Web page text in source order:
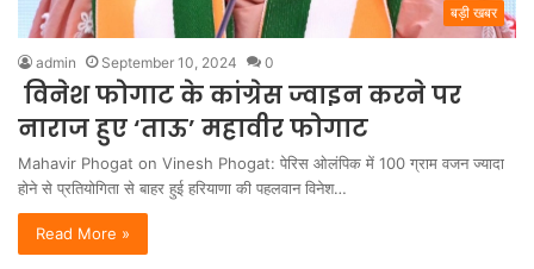
बड़ी खबर
admin September 10, 2024 0
विनेश फोगाट के कांग्रेस ज्वाइन करने पर
नाराज हुए ‘ताऊ’ महावीर फोगाट
Mahavir Phogat on Vinesh Phogat: पेरिस ओलंपिक में 100 ग्राम वजन ज्यादा
होने से प्रतियोगिता से बाहर हुई हरियाणा की पहलवान विनेश…
Read More »